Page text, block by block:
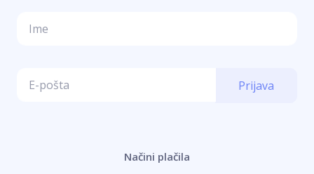
Prijava
Načini plačila